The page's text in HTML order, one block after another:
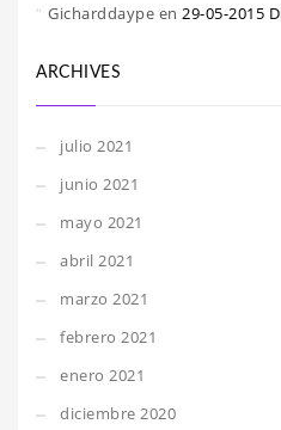
Gicharddaype en 29-05-2015
ARCHIVES
julio 2021
junio 2021
mayo 2021
abril 2021
marzo 2021
febrero 2021
enero 2021
diciembre 2020